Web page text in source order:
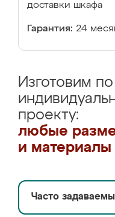
доставки шкафа
Гарантия: 24
Изготовим по
проекту:
любые
и материалы
Часто